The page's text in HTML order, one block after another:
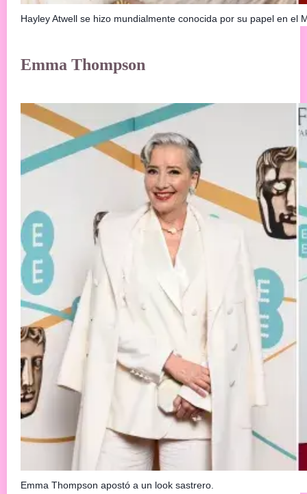
Hayley Atwell se hizo mundialmente conocida por su papel en el
Emma Thompson
Emma Thompson apostó a un look sastrero.